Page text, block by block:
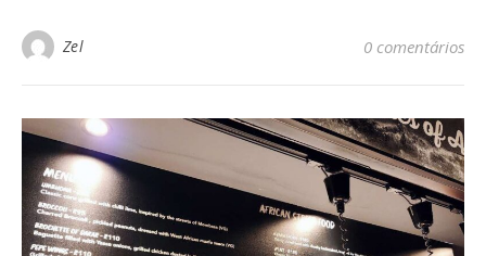
Zel 0 comentários